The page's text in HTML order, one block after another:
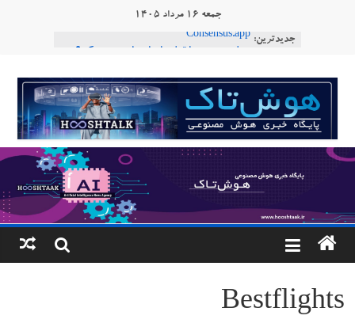
جمعه ۱۶ مرداد ۱۴۰۵
جدیدترین: Consensus.app
طبیعی فارسی
ربات «Aru» محصول شرکت فرانسوی Nio
Robotics
ربات T‑800
هوشتاک
پایگاه
خبری
هوش
مصنوعی
Bestflights